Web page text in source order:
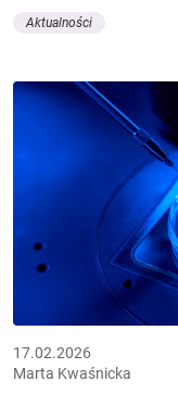
Aktualności
17.02.2026
Marta Kwaśnicka